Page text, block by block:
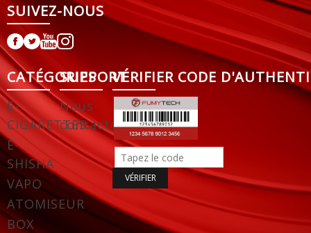
SUIVEZ-NOUS
CATÉGORIES
E-
CIGARETTES
E-
SHISHA
VAPO
ATOMISEUR
BOX
SUPPORT
Nous
contacter
VÉRIFIER CODE